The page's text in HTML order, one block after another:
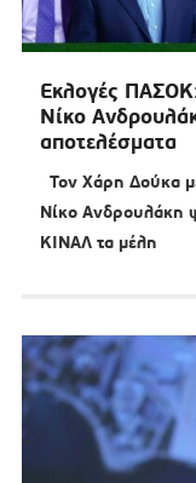
Εκλογές
Νίκο
αποτελέσματα
Τον Χάρη Δούκα
Νίκο Ανδρουλάκη
ΚΙΝΑΛ τα μέλη